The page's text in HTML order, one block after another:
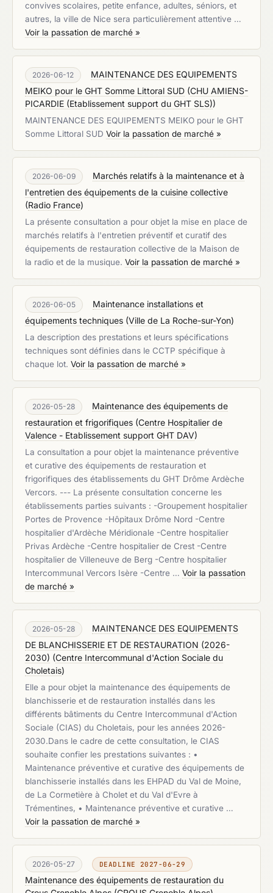
convives scolaires, petite enfance, adultes, séniors, et
autres, la ville de Nice sera particulièrement attentive …
Voir la passation de marché »
2026-06-12
MAINTENANCE DES EQUIPEMENTS
MEIKO pour le GHT Somme Littoral SUD (CHU AMIENS-
PICARDIE (Etablissement support du GHT SLS))
MAINTENANCE DES EQUIPEMENTS MEIKO pour le GHT
Somme Littoral SUD Voir la passation de marché »
2026-06-09
Marchés relatifs à la maintenance et à
l'entretien des équipements de la cuisine collective
(Radio France)
La présente consultation a pour objet la mise en place de
marchés relatifs à l'entretien préventif et curatif des
équipements de restauration collective de la Maison de
la radio et de la musique. Voir la passation de marché »
2026-06-05
Maintenance installations et
équipements techniques (Ville de La Roche-sur-Yon)
La description des prestations et leurs spécifications
techniques sont définies dans le CCTP spécifique à
chaque lot. Voir la passation de marché »
2026-05-28
Maintenance des équipements de
restauration et frigorifiques (Centre Hospitalier de
Valence - Etablissement support GHT DAV)
La consultation a pour objet la maintenance préventive
et curative des équipements de restauration et
frigorifiques des établissements du GHT Drôme Ardèche
Vercors. --- La présente consultation concerne les
établissements parties suivants : -Groupement hospitalier
Portes de Provence -Hôpitaux Drôme Nord -Centre
hospitalier d'Ardèche Méridionale -Centre hospitalier
Privas Ardèche -Centre hospitalier de Crest -Centre
hospitalier de Villeneuve de Berg -Centre hospitalier
Intercommunal Vercors Isère -Centre … Voir la passation
de marché »
2026-05-28
MAINTENANCE DES EQUIPEMENTS
DE BLANCHISSERIE ET DE RESTAURATION (2026-
2030) (Centre Intercommunal d'Action Sociale du
Choletais)
Elle a pour objet la maintenance des équipements de
blanchisserie et de restauration installés dans les
différents bâtiments du Centre Intercommunal d'Action
Sociale (CIAS) du Choletais, pour les années 2026-
2030.Dans le cadre de cette consultation, le CIAS
souhaite confier les prestations suivantes : •
Maintenance préventive et curative des équipements de
blanchisserie installés dans les EHPAD du Val de Moine,
de La Cormetière à Cholet et du Val d'Evre à
Trémentines, • Maintenance préventive et curative …
Voir la passation de marché »
2026-05-27 DEADLINE 2027-06-29
Maintenance des équipements de restauration du